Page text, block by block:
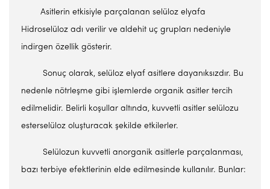
Asitlerin etkisiyle parçalanan selüloz elyafa
Hidroselüloz adı verilir ve aldehit uç grupları nedeniyle
indirgen özellik gösterir.
Sonuç olarak, selüloz elyaf asitlere dayanıksızdır. Bu
nedenle nötrleşme gibi işlemlerde organik asitler tercih
edilmelidir. Belirli koşullar altında, kuvvetli asitler selülozu
esterselüloz oluşturacak şekilde etkilerler.
Selülozun kuvvetli anorganik asitlerle parçalanması,
bazı terbiye efektlerinin elde edilmesinde kullanılır. Bunlar: